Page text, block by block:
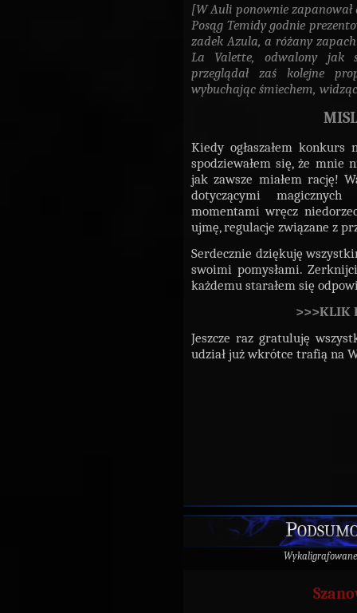
[W Auli ponownie
Posąg Temidy godnie
zadek Azula, a różany
La Valette, odwalony jak
przeglądał zaś kolejne
wybuchając śmiechem,
Kiedy ogłaszałem
spodziewałem się, że mnie
jak zawsze miałem rację!
dotyczącymi
momentami wręcz
ujmę, regulacje związane z
Serdecznie dziękuję
swoimi pomysłami.
każdemu starałem się
>>>KLIK
Jeszcze raz gratuluję
udział już wkrótce trafią na